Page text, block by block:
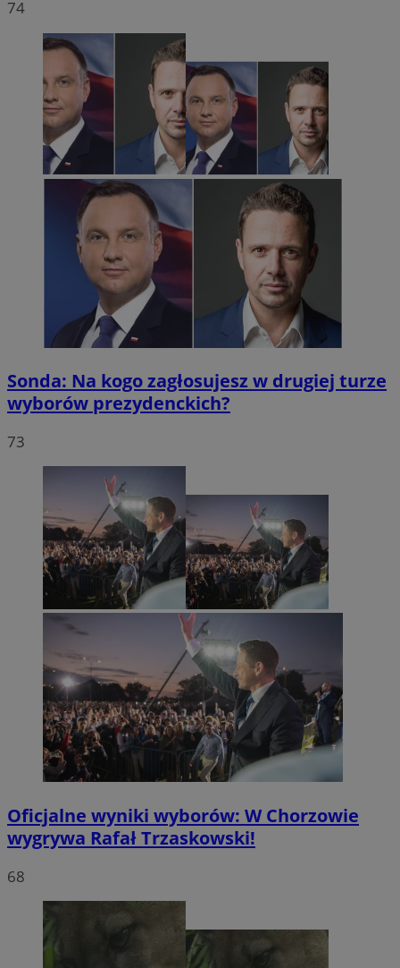
74
Sonda: Na kogo zagłosujesz w drugiej turze
wyborów prezydenckich?
73
Oficjalne wyniki wyborów: W Chorzowie
wygrywa Rafał Trzaskowski!
68